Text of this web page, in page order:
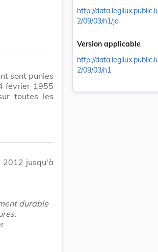
sont punies
février 1955
toutes les
2012 jusqu'à
durable
http://
2/09/03/n1/jo
Version applicable
http://
2/09/03/n1